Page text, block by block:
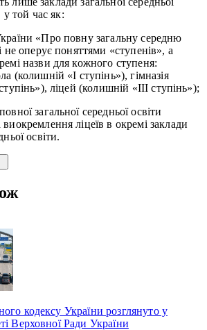
у той час як:
«Про повну загальну середню
не оперує поняттями «ступенів», а
назви для кожного ступеня:
(колишній «І ступінь»), гімназія
ліцей (колишній «ІІІ ступінь»);
загальної середньої освіти
ліцеїв в окремі заклади
освіти.
кодексу України розглянуто у
Верховної Ради України